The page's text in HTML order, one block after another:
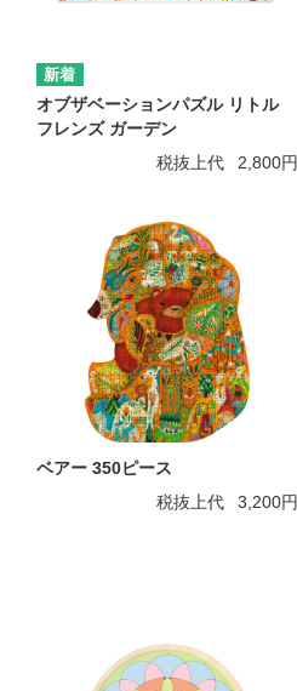
オブザベーションパズル リトル
フレンズ ガーデン
税抜上代
2,800円
ベアー 350ピース
税抜上代
3,200円